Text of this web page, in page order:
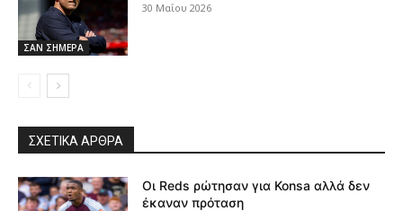
ΣΑΝ ΣΗΜΕΡΑ
30 Μαΐου 2026
ΣΧΕΤΙΚΆ ΆΡΘΡΑ
Οι Reds ρώτησαν για Konsa αλλά δεν
έκαναν πρόταση